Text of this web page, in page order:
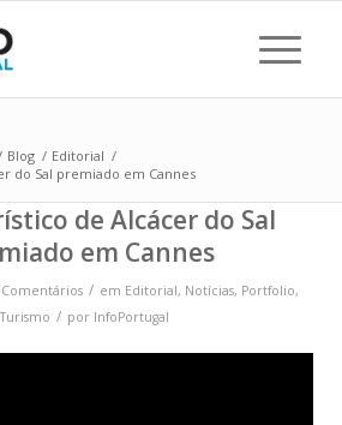
Blog / Editorial /
do Sal premiado em Cannes
de Alcácer do Sal
em Cannes
/ em Editorial, Notícias, Portfolio,
Turismo / por InfoPortugal